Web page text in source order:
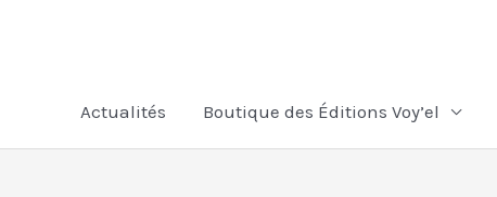
Actualités Boutique des Éditions Voy’el